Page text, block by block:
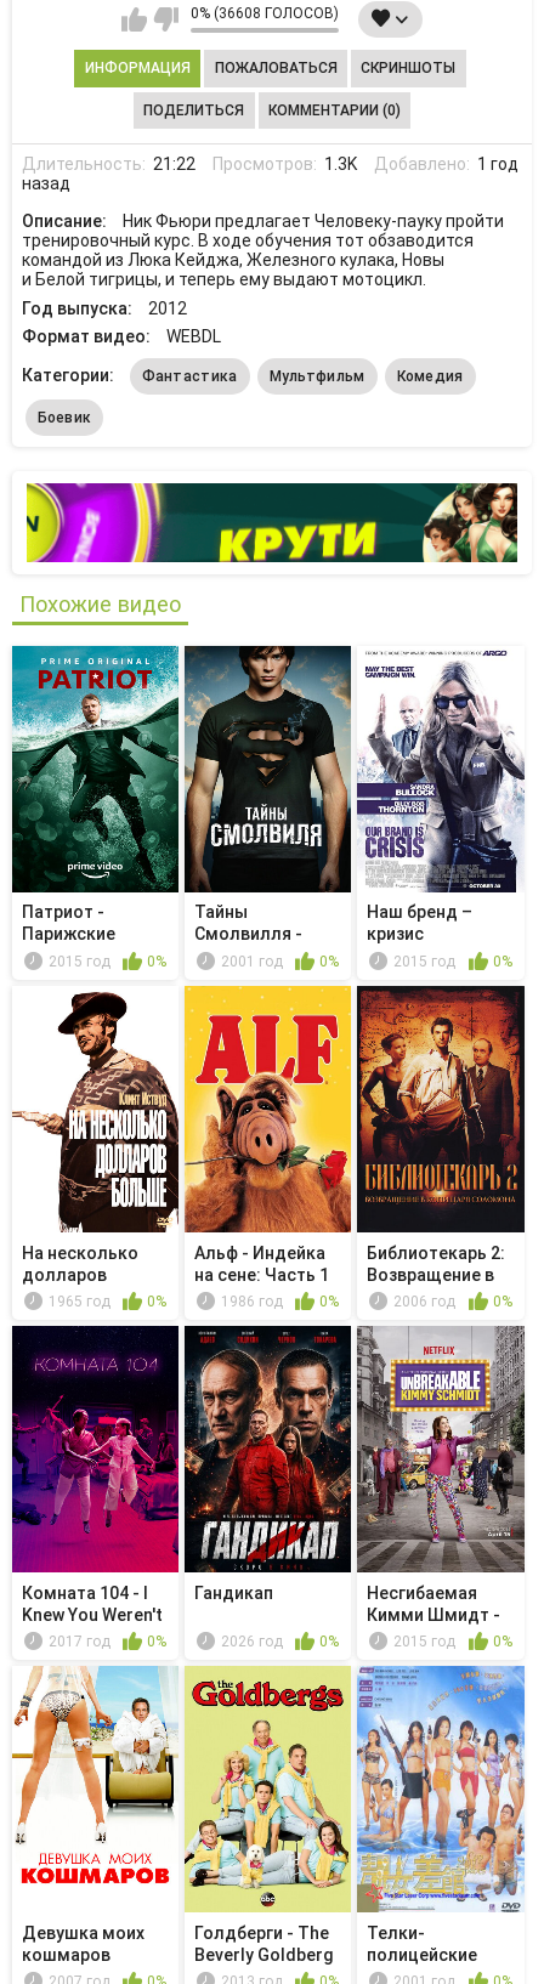
0% (36608 ГОЛОСОВ)
ИНФОРМАЦИЯ ПОЖАЛОВАТЬСЯ СКРИНШОТЫ
ПОДЕЛИТЬСЯ КОММЕНТАРИИ (0)
Длительность: 21:22 Просмотров: 1.3K Добавлено: 1 год
назад
Описание:
Ник Фьюри предлагает Человеку-пауку пройти
тренировочный курс. В ходе обучения тот обзаводится
командой из Люка Кейджа, Железного кулака, Новы
и Белой тигрицы, и теперь ему выдают мотоцикл.
Год выпуска:
2012
Формат видео:
WEBDL
Категории:
Фантастика Мультфильм Комедия
Боевик
Похожие видео
Патриот -
Парижские
пистолеты
2015 год 0%
Тайны
Смолвилля -
Память2001 год 0%
Наш бренд –
кризис
2015 год 0%
На несколько
долларов
больше
1965 год 0%
Альф - Индейка
на сене: Часть 1
1986 год 0%
Библиотекарь 2:
Возвращение в
Копи Ца...
2006 год 0%
Комната 104 - I
Knew You Weren't
Dead2017 год 0%
Гандикап
2026 год 0%
Несгибаемая
Кимми Шмидт -
Kimmy Can't...
2015 год 0%
Девушка моих
кошмаров
Голдберги - The
Beverly Goldberg
Cook...
Телки-
полицейские